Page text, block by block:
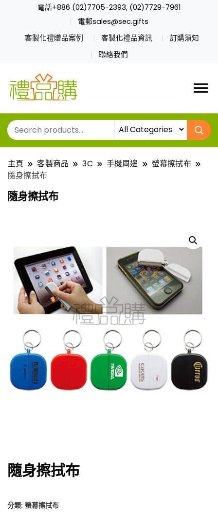
電話+886 (02)7705-2393, (02)7729-7961
電郵sales@sec.gifts
客製化禮贈品案例
客製化禮品資訊
訂購須知
聯絡我們
主頁 客製商品 3C 手機周邊
螢幕擦拭布
隨身擦拭布
隨身擦拭布
隨身擦拭布
分類: 螢幕擦拭布